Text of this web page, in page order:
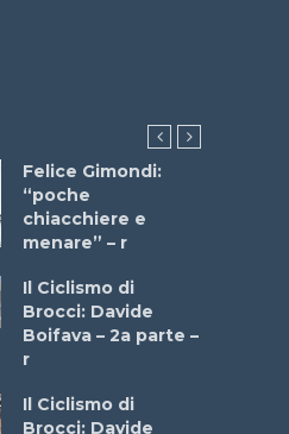
Felice Gimondi:
“poche
chiacchiere e
menare” – r
Il Ciclismo di
Brocci: Davide
Boifava – 2a parte –
r
Il Ciclismo di
Brocci: Davide